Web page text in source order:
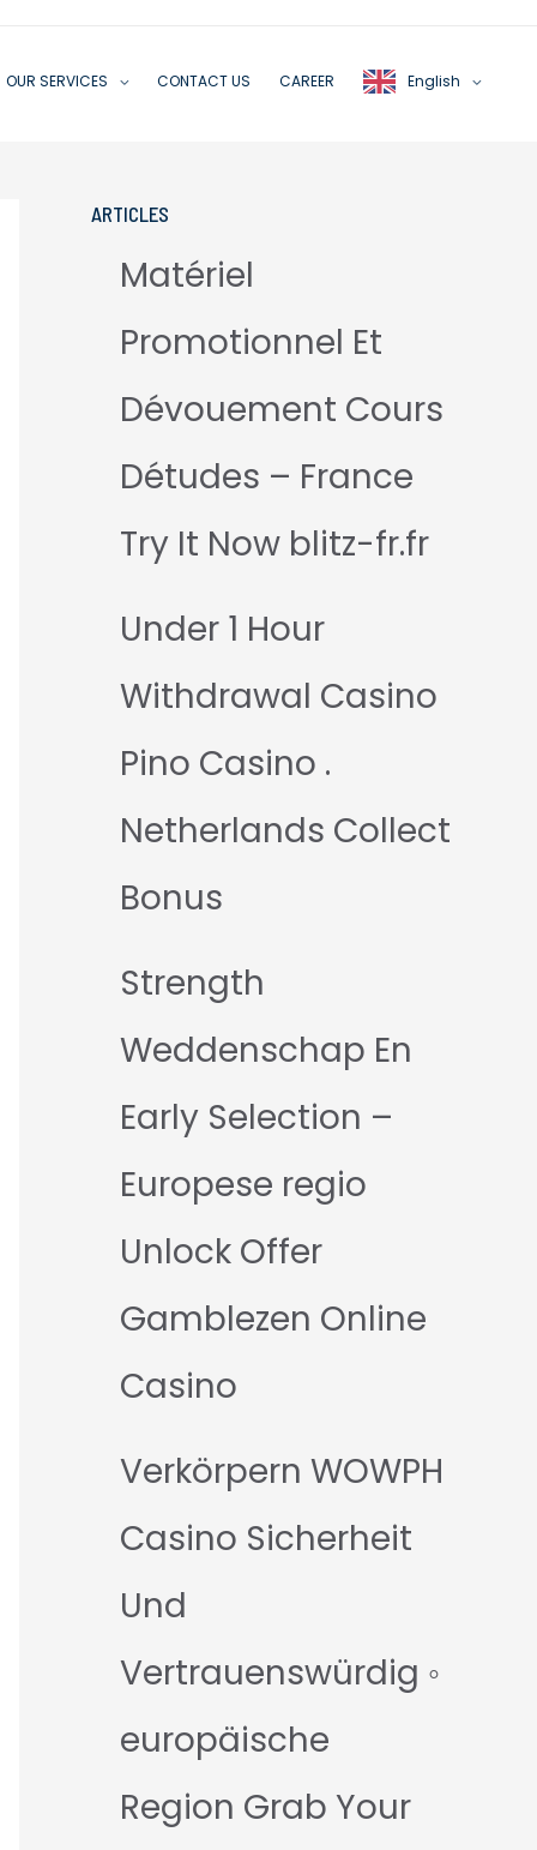
OUR SERVICES CONTACT US CAREER English
ARTICLES
Matériel
Promotionnel Et
Dévouement Cours
Détudes – France
Try It Now blitz-fr.fr
Under 1 Hour
Withdrawal Casino
Pino Casino .
Netherlands Collect
Bonus
Strength
Weddenschap En
Early Selection –
Europese regio
Unlock Offer
Gamblezen Online
Casino
Verkörpern WOWPH
Casino Sicherheit
Und
Vertrauenswürdig ◦
europäische
Region Grab Your